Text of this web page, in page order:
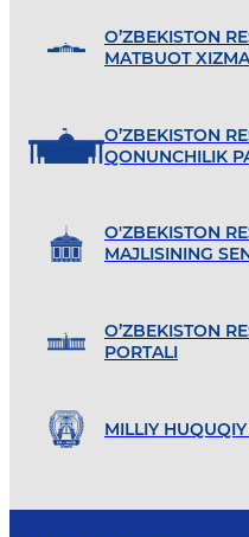
O’ZBEKISTON
MATBUOT
O’ZBEKISTON
QONUNCHILIK
O'ZBEKISTON
MAJLISINING
O’ZBEKISTON
PORTALI
MILLIY